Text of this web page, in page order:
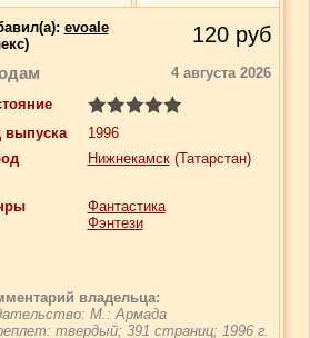
evoale
120 руб
4 августа 2026
выпуска
1996
Нижнекамск(Татарстан)
Фантастика
Фэнтези
владельца:
М.: Армада
твердый; 391 страниц; 1996 г.